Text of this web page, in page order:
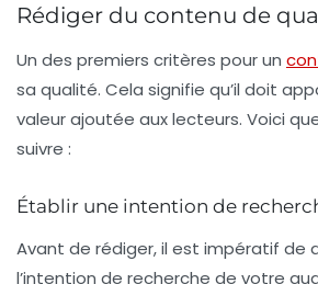
Rédiger du contenu de
Un des premiers critères pour un
sa qualité. Cela signifie qu’il doit
valeur ajoutée aux lecteurs. Voici
suivre :
Établir une intention de
Avant de rédiger, il est impératif de
l’intention de recherche de votre